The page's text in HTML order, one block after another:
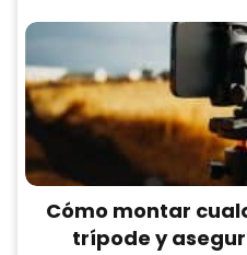
Cómo montar
trípode y